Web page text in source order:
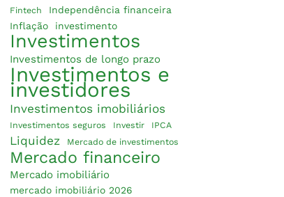
Fintech
Independência financeira
Inflação
investimento
Investimentos
Investimentos de longo prazo
Investimentos e
investidores
Investimentos imobiliários
Investimentos seguros Investir IPCA
Liquidez Mercado de investimentos
Mercado financeiro
Mercado imobiliário
mercado imobiliário 2026